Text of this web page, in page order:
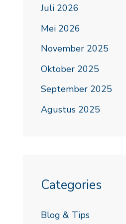
Juli 2026
Mei 2026
November 2025
Oktober 2025
September 2025
Agustus 2025
Categories
Blog & Tips